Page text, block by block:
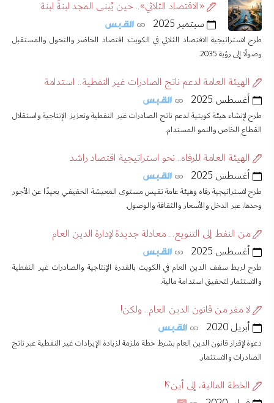
«الاقتصاد الثلاثي».. حين يُبنى المجد لبنةً لبنة
سبتمبر 2025
طرح لاستراتيجية الاقتصاد الثلاثي في الكويت: اقتصاد الحاضر والتحول والمستقبل
وصولًا إلى رؤية 2035.
الهيئة العامة لدعم ناتج الصادرات غير النفطية.. استدامة
أغسطس 2025
طرح لإنشاء هيئة كويتية لدعم ناتج الصادرات غير النفطية وتعزيز الإنتاجية واستقلال
القطاع الخاص والنمو المستدام.
الهيئة العامة للرفاه.. نحو استراتيجية اقتصاد راشد
أغسطس 2025
طرح لاستراتيجية رفاه وهيئة عامة تقيس مستوى المعيشة الحقيقي بعيدًا عن الأجور
وحدها، عبر الدخل والأسعار والثقافة والوصول.
من النفط إلى التنويع... معادلة جديدة لإدارة الدين العام
أغسطس 2025
طرح لربط سقف الدين العام في الكويت بالقدرة الإنتاجية والصادرات غير النفطية
والاستثمار لتحقيق استدامة مالية.
لا مفر من قانون الدين العام.. ولكن!
أبريل 2020
دعوة لإقرار قانون الدين العام بشرط خطة ملزمة لزيادة الإيرادات غير النفطية عبر ناتج
الصادرات والاستثمار.
الخطة المالية، إلى أين؟!